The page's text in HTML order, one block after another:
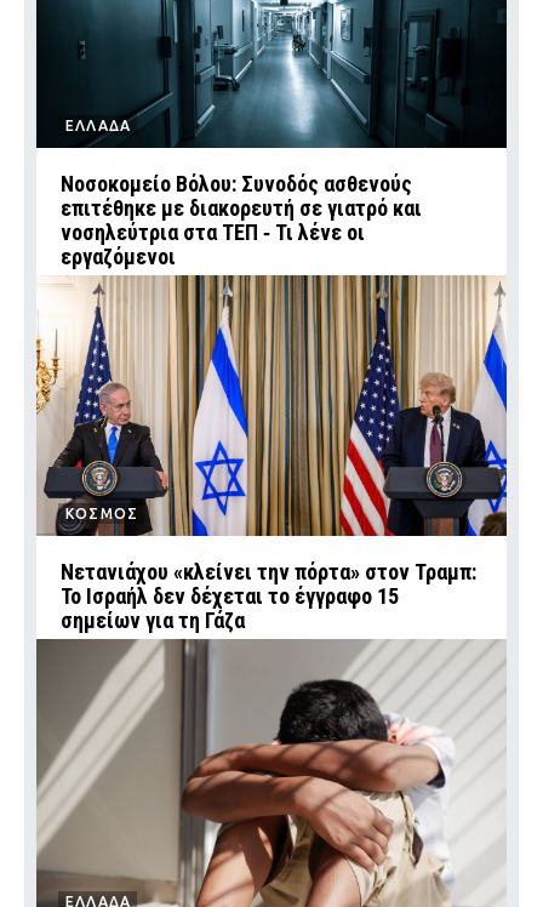
ΕΛΛΑΔΑ
Νοσοκομείο Βόλου: Συνοδός ασθενούς
επιτέθηκε με διακορευτή σε γιατρό και
νοσηλεύτρια στα ΤΕΠ ‑ Τι λένε οι
εργαζόμενοι
ΚΟΣΜΟΣ
Νετανιάχου «κλείνει την πόρτα» στον Τραμπ:
Το Ισραήλ δεν δέχεται το έγγραφο 15
σημείων για τη Γάζα
ΕΛΛΑΔΑ